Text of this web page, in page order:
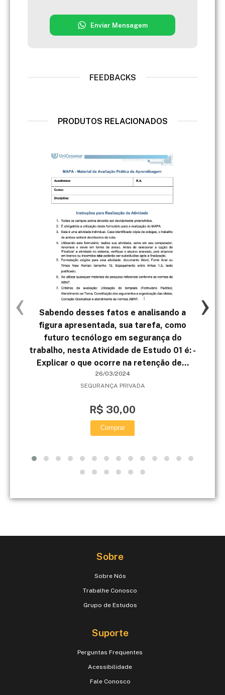
Enviar Mensagem
FEEDBACKS
PRODUTOS RELACIONADOS
Sabendo desses fatos e analisando a
figura apresentada, sua tarefa, como
futuro tecnólogo em segurança do
trabalho, nesta Atividade de Estudo 01 é: -
Explicar o que ocorre na retenção de...
26/03/2024
SEGURANÇA PRIVADA
R$ 30,00
Comprar
‹ ›
Sobre
Sobre Nós
Trabalhe Conosco
Grupo de Estudos
Suporte
Perguntas Frequentes
Acessibilidade
Fale Conosco